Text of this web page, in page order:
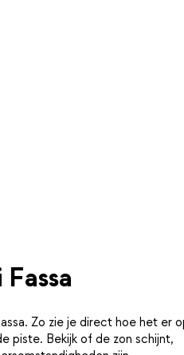
Zo zie je direct hoe het er
piste. Bekijk of de zon schijnt,